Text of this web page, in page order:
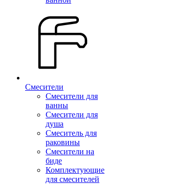
Смесители
Смесители для
ванны
Смесители для
душа
Смеситель для
раковины
Смесители на
биде
Комплектующие
для смесителей